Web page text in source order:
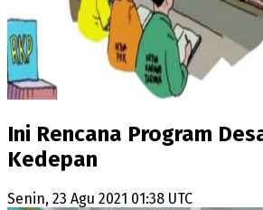
Ini Rencana Program
Kedepan
Senin, 23 Agu 2021 01:38 UTC